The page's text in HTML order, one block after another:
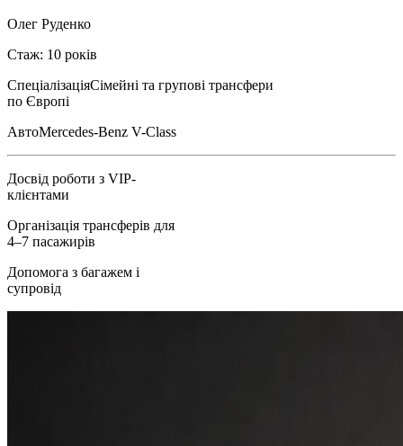
Олег Руденко
Стаж: 10 років
СпеціалізаціяСімейні та групові трансфери
по Європі
АвтоMercedes-Benz V-Class
Досвід роботи з VIP-
клієнтами
Організація трансферів для
4–7 пасажирів
Допомога з багажем і
супровід